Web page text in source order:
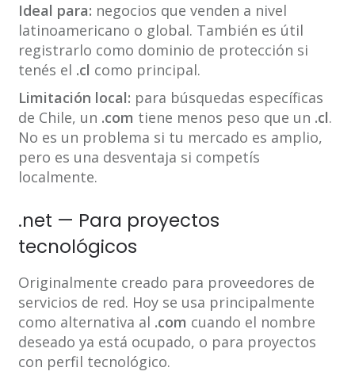
Ideal para: negocios que venden a nivel
latinoamericano o global. También es útil
registrarlo como dominio de protección si
tenés el .cl como principal.
Limitación local: para búsquedas específicas
de Chile, un .com tiene menos peso que un .cl.
No es un problema si tu mercado es amplio,
pero es una desventaja si competís
localmente.
.net — Para proyectos
tecnológicos
Originalmente creado para proveedores de
servicios de red. Hoy se usa principalmente
como alternativa al .com cuando el nombre
deseado ya está ocupado, o para proyectos
con perfil tecnológico.